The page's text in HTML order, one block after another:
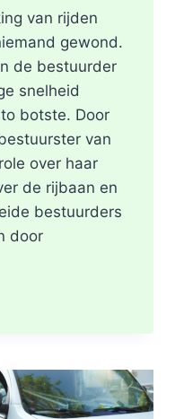
van rijden
gewond.
de bestuurder
snelheid
botste. Door
van
over haar
de rijbaan en
bestuurders
door